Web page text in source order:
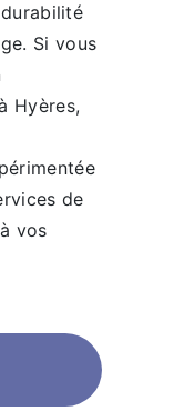
Si vous
Hyères,
de
vos